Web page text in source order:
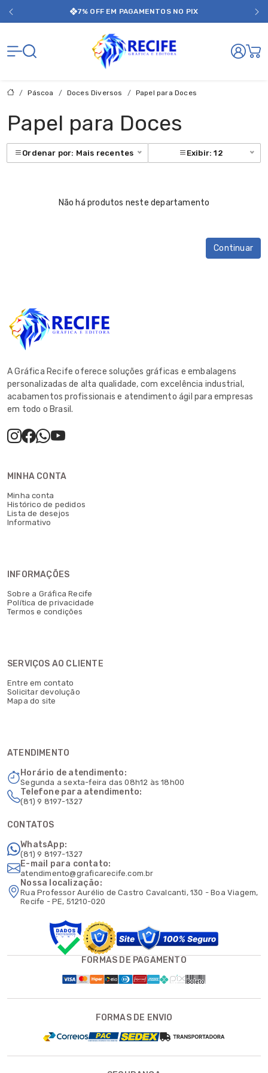
7% OFF EM PAGAMENTOS NO PIX
Gráfica
Páscoa Doces Diversos Papel para Doces
Papel para Doces
Ordenar por: Mais recentes Exibir: 12
Não há produtos neste departamento
Continuar
A Gráfica Recife oferece soluções gráficas e embalagens
personalizadas de alta qualidade, com excelência industrial,
acabamentos profissionais e atendimento ágil para empresas
em todo o Brasil.
MINHA CONTA
Minha conta
Histórico de pedidos
Lista de desejos
Informativo
INFORMAÇÕES
Sobre a Gráfica Recife
Política de privacidade
Termos e condições
SERVIÇOS AO CLIENTE
Entre em contato
Solicitar devolução
Mapa do site
ATENDIMENTO
Horário de atendimento:
Segunda a sexta-feira das 08h12 às 18h00
Telefone para atendimento:
(81) 9 8197-1327
CONTATOS
WhatsApp:
(81) 9 8197-1327
E-mail para contato:
atendimento@graficarecife.com.br
Nossa localização:
Rua Professor Aurélio de Castro Cavalcanti, 130 - Boa Viagem,
Recife - PE, 51210-020
FORMAS DE PAGAMENTO
FORMAS DE ENVIO